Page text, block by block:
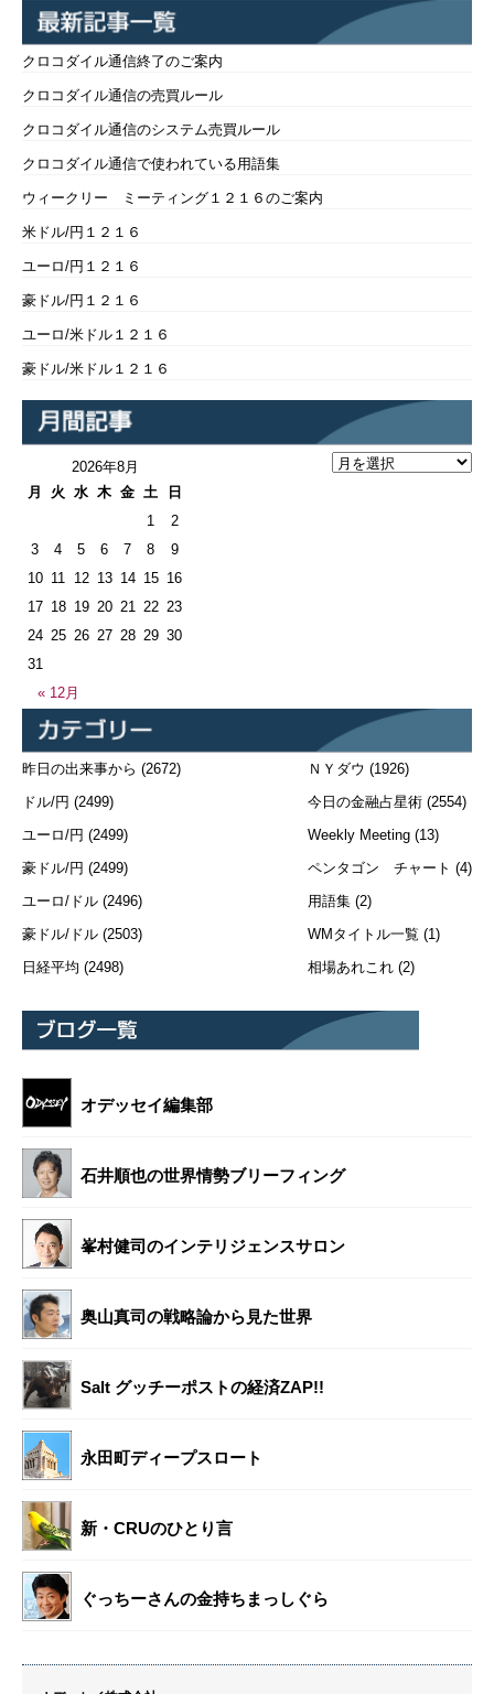
クロコダイル通信終了のご案内
クロコダイル通信の売買ルール
クロコダイル通信のシステム売買ルール
クロコダイル通信で使われている用語集
ウィークリー ミーティング１２１６のご案内
米ドル/円１２１６
ユーロ/円１２１６
豪ドル/円１２１６
ユーロ/米ドル１２１６
豪ドル/米ドル１２１６
2026年8月
月
火 水 木 金 土 日
« 12月
1
2
3
4 5 6 7 8
9
10 11 12 13 14 15 16
17 18 19 20 21 22 23
24 25 26 27 28 29 30
31
昨日の出来事から (2672)
ドル/円 (2499)
ユーロ/円 (2499)
豪ドル/円 (2499)
ユーロ/ドル (2496)
豪ドル/ドル (2503)
日経平均 (2498)
ＮＹダウ (1926)
今日の金融占星術 (2554)
Weekly Meeting (13)
ペンタゴン チャート (4)
用語集 (2)
WMタイトル一覧 (1)
相場あれこれ (2)
オデッセイ編集部
石井順也の世界情勢ブリーフィング
峯村健司のインテリジェンスサロン
奥山真司の戦略論から見た世界
Salt グッチーポストの経済ZAP!!
永田町ディープスロート
新・CRUのひとり言
ぐっちーさんの金持ちまっしぐら